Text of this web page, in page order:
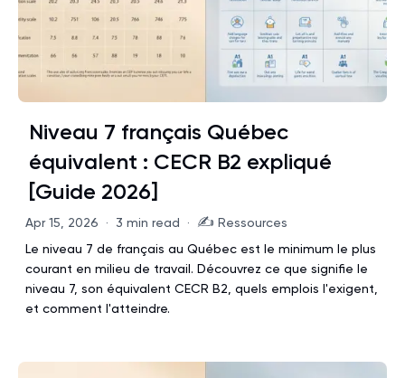
Niveau 7 français Québec
équivalent : CECR B2 expliqué
[Guide 2026]
Apr 15, 2026 · 3 min read · ✍️ Ressources
Le niveau 7 de français au Québec est le minimum le plus
courant en milieu de travail. Découvrez ce que signifie le
niveau 7, son équivalent CECR B2, quels emplois l'exigent,
et comment l'atteindre.